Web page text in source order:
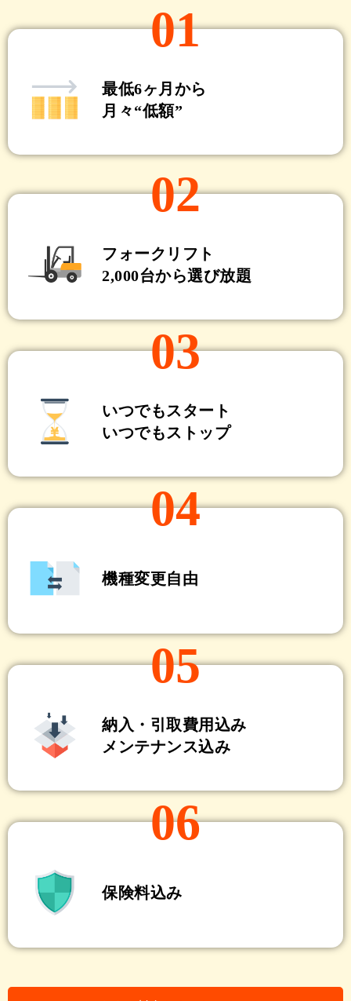
01
最低6ヶ月から
月々“低額”
02
フォークリフト
2,000台から選び放題
03
いつでもスタート
いつでもストップ
04
機種変更自由
05
納入・引取費用込み
メンテナンス込み
06
保険料込み